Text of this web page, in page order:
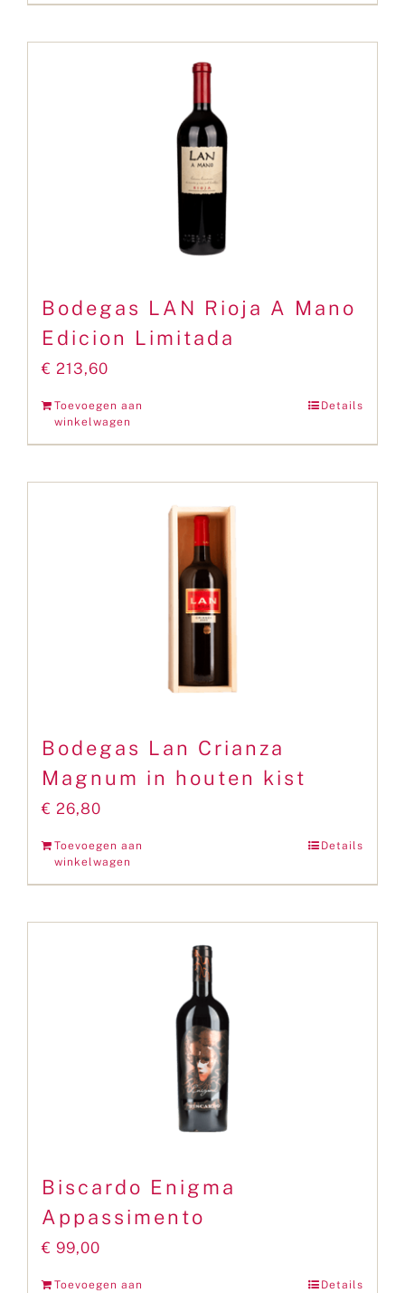
Bodegas LAN Rioja A Mano
Edicion Limitada
€ 213,60
Toevoegen aan
winkelwagen
Details
Bodegas Lan Crianza
Magnum in houten kist
€ 26,80
Toevoegen aan
winkelwagen
Details
Biscardo Enigma
Appassimento
€ 99,00
Toevoegen aan
Details